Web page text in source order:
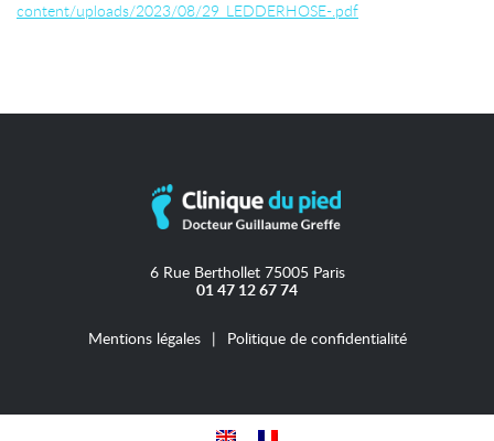
content/uploads/2023/08/29_LEDDERHOSE-.pdf
6 Rue Berthollet 75005 Paris
01 47 12 67 74
Mentions légales Politique de confidentialité